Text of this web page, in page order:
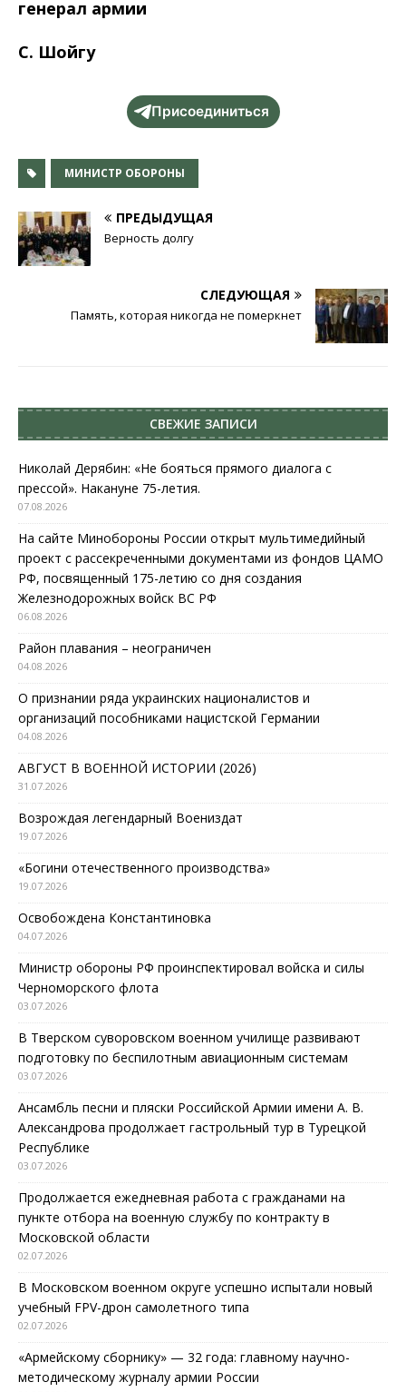
генерал армии
С. Шойгу
Присоединиться
МИНИСТР ОБОРОНЫ
ПРЕДЫДУЩАЯ
Верность долгу
СЛЕДУЮЩАЯ
Память, которая никогда не померкнет
СВЕЖИЕ ЗАПИСИ
Николай Дерябин: «Не бояться прямого диалога с
прессой». Накануне 75-летия.
07.08.2026
На сайте Минобороны России открыт мультимедийный
проект с рассекреченными документами из фондов ЦАМО
РФ, посвященный 175-летию со дня создания
Железнодорожных войск ВС РФ
06.08.2026
Район плавания – неограничен
04.08.2026
О признании ряда украинских националистов и
организаций пособниками нацистской Германии
04.08.2026
АВГУСТ В ВОЕННОЙ ИСТОРИИ (2026)
31.07.2026
Возрождая легендарный Воениздат
19.07.2026
«Богини отечественного производства»
19.07.2026
Освобождена Константиновка
04.07.2026
Министр обороны РФ проинспектировал войска и силы
Черноморского флота
03.07.2026
В Тверском суворовском военном училище развивают
подготовку по беспилотным авиационным системам
03.07.2026
Ансамбль песни и пляски Российской Армии имени А. В.
Александрова продолжает гастрольный тур в Турецкой
Республике
03.07.2026
Продолжается ежедневная работа с гражданами на
пункте отбора на военную службу по контракту в
Московской области
02.07.2026
В Московском военном округе успешно испытали новый
учебный FPV-дрон самолетного типа
02.07.2026
«Армейскому сборнику» — 32 года: главному научно-
методическому журналу армии России